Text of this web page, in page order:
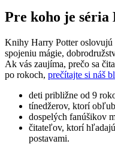
Pre koho je
Knihy Harry Potter oslovujú
spojeniu mágie,
Ak vás zaujíma, prečo sa
po rokoch, prečítajte si náš
deti približne od 9
tínedžerov, ktorí
dospelých fanúšikov
čitateľov, ktorí
postavami.